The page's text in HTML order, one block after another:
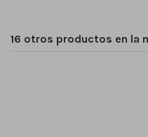
16 otros productos en la